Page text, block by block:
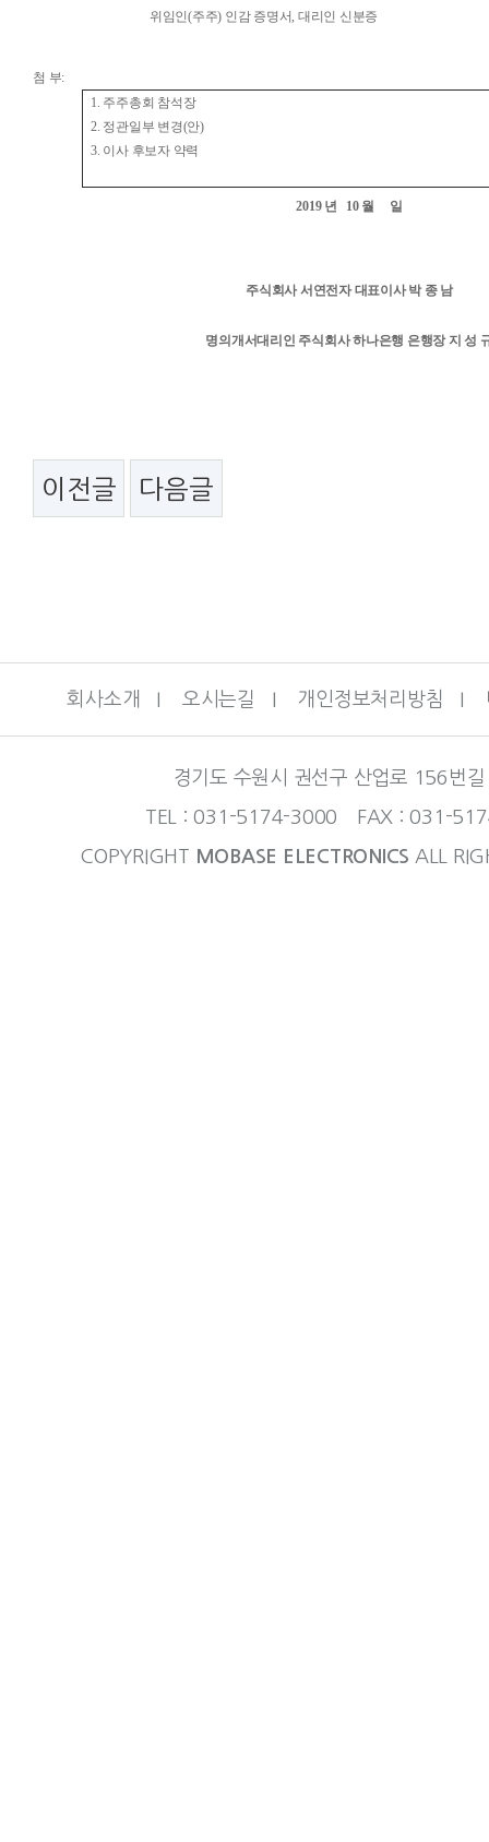
위임인(주주) 인감 증명서, 대리인 신분증
첨 부:
1. 주주총회 참석장
2. 정관일부 변경(안)
3. 이사 후보자 약력
2019 년 10 월 일
주식회사 서연전자 대표이사 박 종 남
명의개서대리인 주식회사 하나은행 은행장 지 성
이전글 다음글
회사소개 I 오시는길 I 개인정보처리방침 I
경기도 수원시 권선구 산업로 156번
TEL : 031-5174-3000 FAX : 031-
COPYRIGHT MOBASE ELECTRONICS ALL